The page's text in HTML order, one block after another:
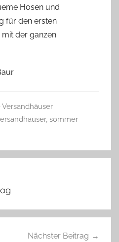
Hosen und
für den ersten
der ganzen
Versandhäuser
, sommer
Nächster Beitrag